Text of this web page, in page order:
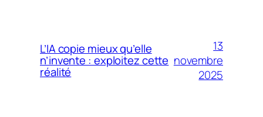
L’IA copie mieux qu’elle
n’invente : exploitez cette
réalité
13
novembre
2025